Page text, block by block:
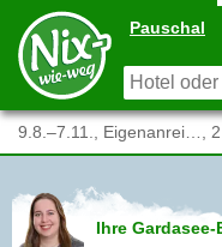
Pauschal
9.8.–7.11., Eigenanrei…, 2
Ihre